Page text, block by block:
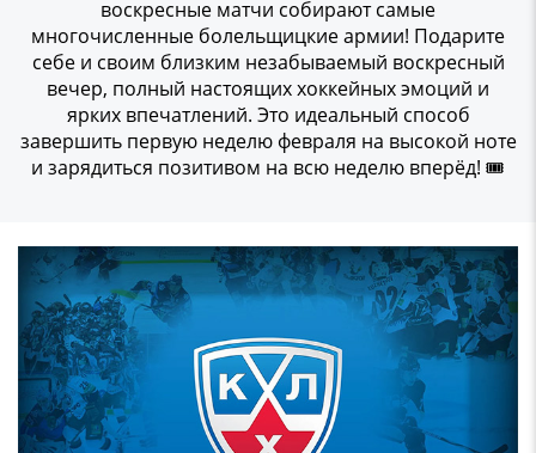
воскресные матчи собирают самые
многочисленные болельщицкие армии! Подарите
себе и своим близким незабываемый воскресный
вечер, полный настоящих хоккейных эмоций и
ярких впечатлений. Это идеальный способ
завершить первую неделю февраля на высокой ноте
и зарядиться позитивом на всю неделю вперёд! 🎟️